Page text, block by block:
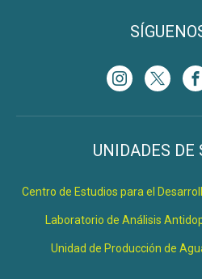
UNIDADES DE
Centro de Estudios para el
Laboratorio de Análisis
Unidad de Producción de